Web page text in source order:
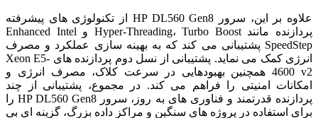
علاوه بر این، سرور HP DL560 Gen8 از تکنولوژی های پیشرفته
پردازنده مانند Hyper-Threading، Turbo Boost و Enhanced Intel
SpeedStep پشتیبانی می کند که به بهینه سازی عملکرد و مصرف
انرژی کمک می نماید. پشتیبانی از نسل دوم پردازنده های Xeon E5-
4600 v2 همچنین بهبودهایی در سرعت کلاک، مصرف انرژی و
امکانات امنیتی را فراهم می کند. در مجموع، پشتیبانی از چند
پردازنده قدرتمند و فناوری های به روز، سرور HP DL560 Gen8 را
برای استفاده در پروژه های سنگین و مراکز داده بزرگ، گزینه ای بی